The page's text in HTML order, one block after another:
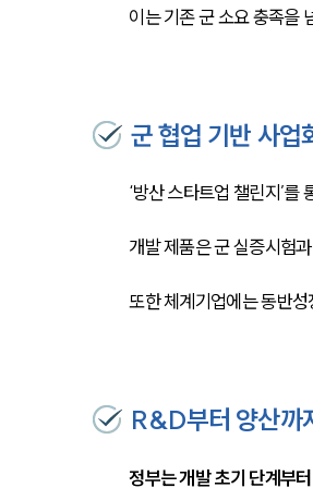
이는 기존 군 소요 충족을
군 협업 기반 사업
‘방산 스타트업 챌린지’
개발 제품은 군 실증시험
또한 체계기업에는 동반
R&D부터 양산까
정부는 개발 초기 단계부